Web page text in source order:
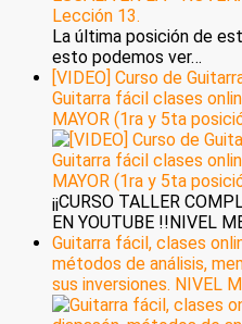
La última posición de
esto podemos ver…
[VIDEO] Curso de
Guitarra fácil clases
MAYOR (1ra y 5ta
¡¡CURSO TALLER
EN YOUTUBE !!NIVEL
Guitarra fácil, clases
métodos de análisis,
sus inversiones. NIVEL